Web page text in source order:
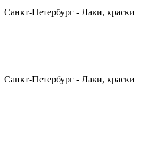
Санкт-Петербург - Лаки, краски
Санкт-Петербург - Лаки, краски